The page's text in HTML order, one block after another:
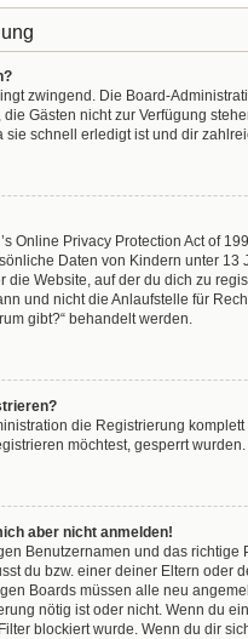
zwingend. Die Board-
Gästen nicht zur Verfügung
schnell erledigt ist und dir
Online Privacy Protection Act of
Daten von Kindern unter
die Website, auf der du dich zu
und nicht die Anlaufstelle für
gibt?“ behandelt werden.
die Registrierung
möchtest, gesperrt
aber nicht anmelden!
Benutzernamen und das
du bzw. einer deiner Eltern
Boards müssen alle neu
nötig ist oder nicht. Wenn du
blockiert wurde. Wenn du dir